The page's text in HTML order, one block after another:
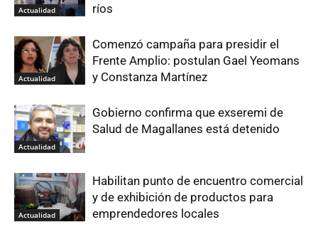
Actualidad
ríos
Actualidad
Comenzó campaña para presidir el
Frente Amplio: postulan Gael Yeomans
y Constanza Martínez
Actualidad
Gobierno confirma que exseremi de
Salud de Magallanes está detenido
Actualidad
Habilitan punto de encuentro comercial
y de exhibición de productos para
emprendedores locales